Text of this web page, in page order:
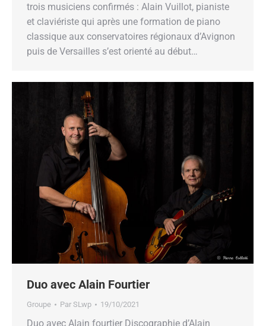
trois musiciens confirmés : Alain Vuillot, pianiste
et claviériste qui après une formation de piano
classique aux conservatoires régionaux d’Avignon
puis de Versailles s’est orienté au début…
Duo avec Alain Fourtier
Groupe Par SLwp 19/10/2021
Duo avec Alain fourtier Discographie d’Alain